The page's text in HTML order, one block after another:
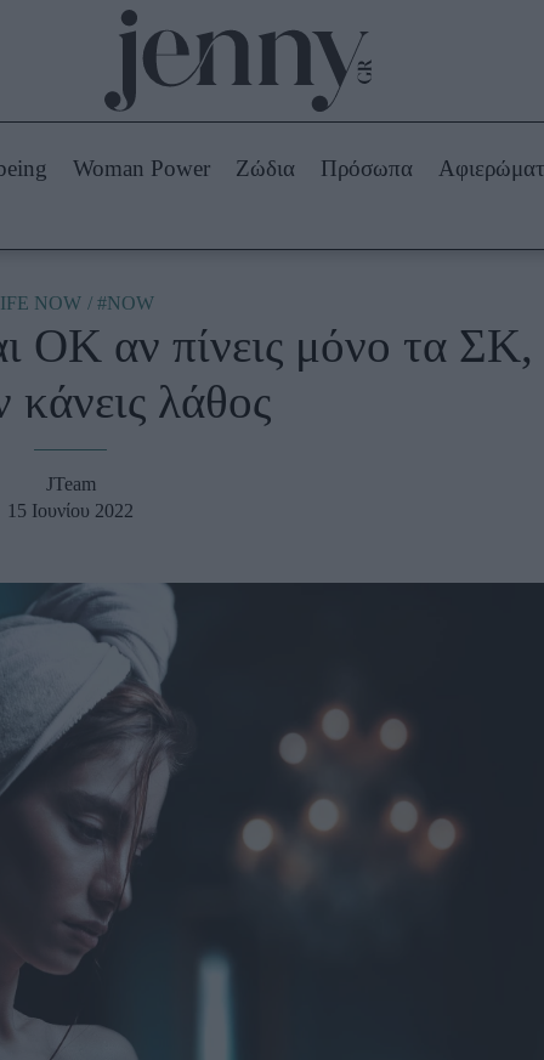
Beauty -
Ομορφιά
Skincare
Μακιγιάζ
Ζώδια
Woman Power Ζώδια Πρόσωπα
NOW #NOW
OK αν πίνεις μόνο τα ΣΚ,
κάνεις λάθος
JTeam
15 Ιουνίου 2022